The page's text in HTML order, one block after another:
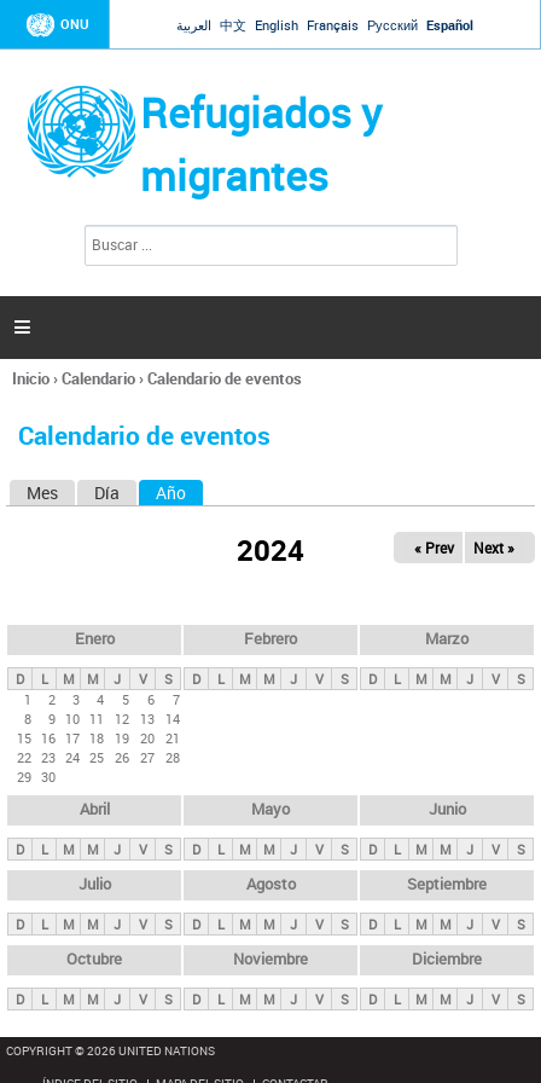
Jump to navigation
ONU العربية 中文 English Français Русский Español
Refugiados y
migrantes
l
d
s

Se
usted
Inicio›Calendario›Calendario de eventos
Calendario de eventos
s
p
n
i
p
a
l
s
Mes Día Año
2024 « Prev Next »
Enero
D L M M J V
S
1
2 3 4 5 6
7
8
9 10 11 12 13
14
15 16 17 18 19 20 21
22 23 24 25 26 27 28
29 30
Febrero
D L M M J V S
Marzo
D L M M J V S
Abril
D L M M J V S
Mayo
D L M M J V S
Junio
D L M M J V S
Julio
D L M M J V S
Agosto
D L M M J V S
Septiembre
D L M M J V S
Octubre
D L M M J V S
Noviembre
D L M M J V S
Diciembre
D L M M J V S
COPYRIGHT © 2026 UNITED NATIONS